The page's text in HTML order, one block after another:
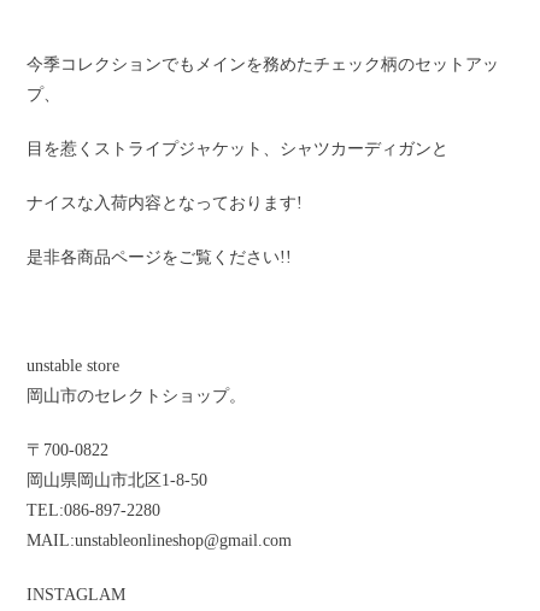
今季コレクションでもメインを務めたチェック柄のセットアッ
プ、
目を惹くストライプジャケット、シャツカーディガンと
ナイスな入荷内容となっております!
是非各商品ページをご覧ください!!
unstable store
岡山市のセレクトショップ。
〒 700-0822
岡山県岡山市北区 1-8-50
TEL:086-897-2280
MAIL:unstableonlineshop@gmail.com
INSTAGLAM